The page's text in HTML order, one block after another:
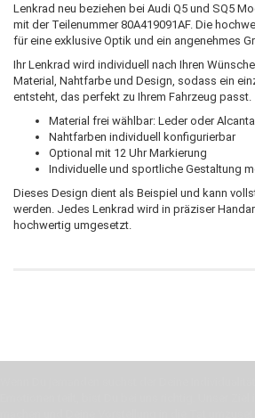
Lenkrad neu beziehen bei Audi Q5 und SQ5
mit der Teilenummer 80A419091AF. Die
für eine exklusive Optik und ein angenehmes
Ihr Lenkrad wird individuell nach Ihren
Material, Nahtfarbe und Design, sodass ein
entsteht, das perfekt zu Ihrem Fahrzeug passt.
Material frei wählbar: Leder oder
Nahtfarben individuell konfigurierbar
Optional mit 12 Uhr Markierung
Individuelle und sportliche Gestaltung
Dieses Design dient als Beispiel und kann
werden. Jedes Lenkrad wird in präziser
hochwertig umgesetzt.